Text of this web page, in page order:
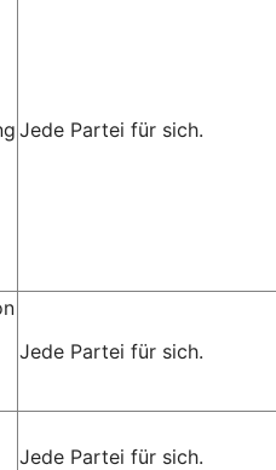
Jede Partei für sich.
Jede Partei für sich.
Jede Partei für sich.